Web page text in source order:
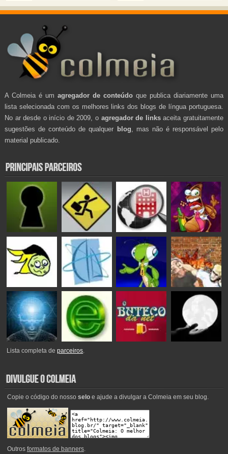
A Colmeia é um agregador de conteúdo que publica diariamente uma
lista selecionada com os melhores links dos blogs de língua portuguesa.
No ar desde o início de 2009, o agregador de linksaceita gratuitamente
sugestões de conteúdo de qualquer blog , mas não é responsável pelo
material publicado.
Lista completa deparceiros.
Copie o código do nosso seloe ajude a divulgar a Colmeia em seu blog.
Outros formatos de banners.